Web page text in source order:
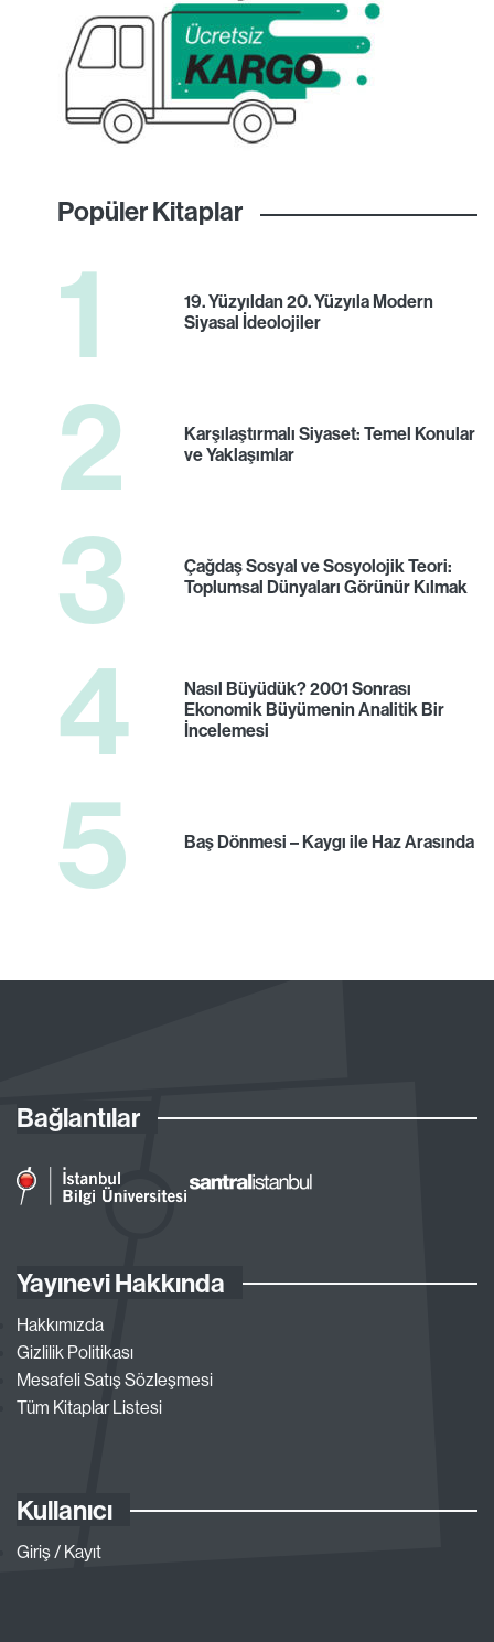
Popüler Kitaplar
1
19. Yüzyıldan 20. Yüzyıla Modern
Siyasal İdeolojiler
2
Karşılaştırmalı Siyaset: Temel Konular
ve Yaklaşımlar
3
Çağdaş Sosyal ve Sosyolojik Teori:
Toplumsal Dünyaları Görünür Kılmak
4
Nasıl Büyüdük? 2001 Sonrası
Ekonomik Büyümenin Analitik Bir
İncelemesi
5 Baş Dönmesi – Kaygı ile Haz Arasında
Bağlantılar
Yayınevi Hakkında
Hakkımızda
Gizlilik Politikası
Mesafeli Satış Sözleşmesi
Tüm Kitaplar Listesi
Kullanıcı
Giriş / Kayıt